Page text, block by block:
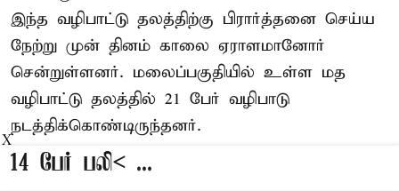
இந்த வழிபாட்டு தலத்திற்கு பிரார்த்தனை செய்ய
நேற்று முன் தினம் காலை ஏராளமானோர்
சென்றுள்ளனர். மலைப்பகுதியில் உள்ள மத
வழிபாட்டு தலத்தில் 21 பேர் வழிபாடு
நடத்திக்கொண்டிருந்தனர்.
14 பேர் பலி< ...
X